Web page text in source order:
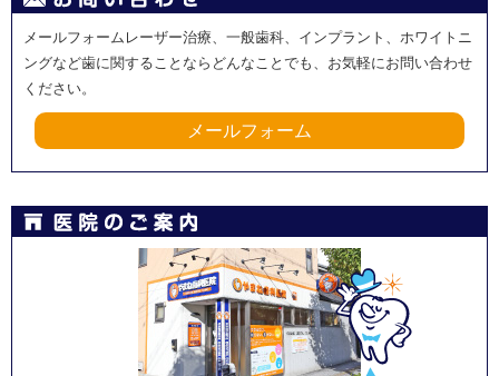
メールフォームレーザー治療、一般歯科、インプラント、ホワイトニ
ングなど歯に関することならどんなことでも、お気軽にお問い合わせ
ください。
メールフォーム